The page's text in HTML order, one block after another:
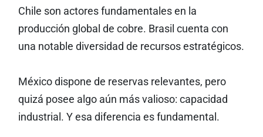
Chile son actores fundamentales en la
producción global de cobre. Brasil cuenta con
una notable diversidad de recursos estratégicos.
México dispone de reservas relevantes, pero
quizá posee algo aún más valioso: capacidad
industrial. Y esa diferencia es fundamental.